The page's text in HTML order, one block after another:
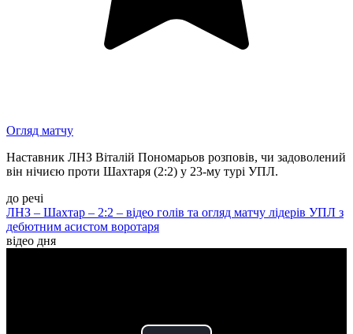
Огляд матчу
Наставник ЛНЗ Віталій Пономарьов розповів, чи задоволений
він нічиєю проти Шахтаря (2:2) у 23-му турі УПЛ.
до речі
ЛНЗ – Шахтар – 2:2 – відео голів та огляд матчу лідерів УПЛ з
дебютним асистом воротаря
відео дня